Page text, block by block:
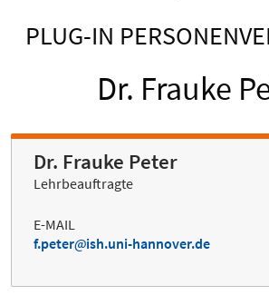
PLUG-IN
Dr. Frauke
Dr. Frauke Peter
Lehrbeauftragte
E-MAIL
f.peter
ish.uni-hannover.de